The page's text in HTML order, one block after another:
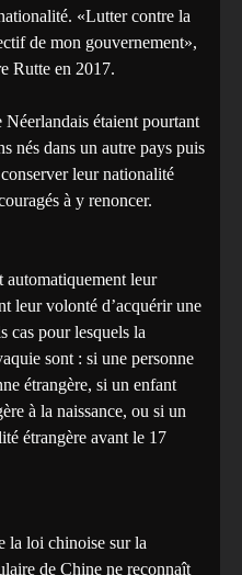
«Lutter contre la
de mon gouvernement»,
Rutte en 2017.
étaient pourtant
nés dans un autre pays puis
leur nationalité
à y renoncer.
automatiquement leur
leur volonté d’acquérir une
cas pour lesquels la
sont : si une personne
étrangère, si un enfant
à la naissance, ou si un
étrangère avant le 17
la loi chinoise sur la
de Chine ne reconnaît